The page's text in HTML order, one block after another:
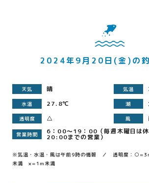
2024年9月20日(金)の
天気 晴 気温
水温 27.8℃ 潮
透明度 △ 風
営業時間 6：00～19：00（毎週木曜日は
20:00までの営業）
※気温・水温・風は午前9時の情報 ／ 透明度：
未満 ×=1m未満